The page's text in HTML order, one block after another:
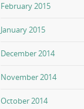
February 2015
January 2015
December 2014
November 2014
October 2014